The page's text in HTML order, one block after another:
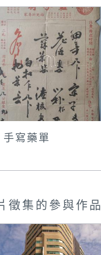
手寫藥單
徵集的參與作品